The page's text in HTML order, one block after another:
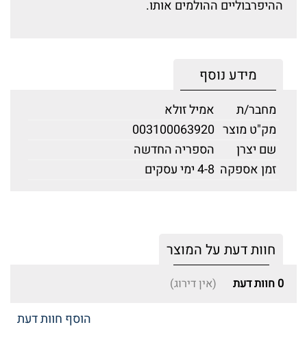
ההיפרבוליים ההולמים אותו.
מידע נוסף
מחבר/ת
אמיל זולא
מק"ט מוצר 003100063920
שם יצרן
הספריה החדשה
זמן אספקה 4-8 ימי עסקים
חוות דעת על המוצר
0 חוות דעת (אין דירוג)
הוסף חוות דעת